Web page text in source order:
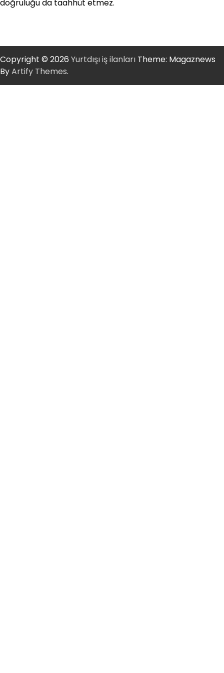
doğruluğu da taahhüt etmez.
Copyright © 2026 Yurtdışı iş ilanları Theme: Magaznews
ByArtify Themes.